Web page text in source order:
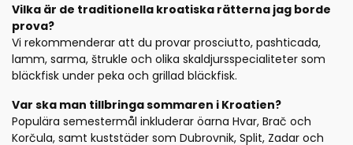
Vilka är de traditionella kroatiska rätterna jag borde
prova?
Vi rekommenderar att du provar prosciutto, pashticada,
lamm, sarma, štrukle och olika skaldjursspecialiteter som
bläckfisk under peka och grillad bläckfisk.
Var ska man tillbringa sommaren i Kroatien?
Populära semestermål inkluderar öarna Hvar, Brač och
Korčula, samt kuststäder som Dubrovnik, Split, Zadar och